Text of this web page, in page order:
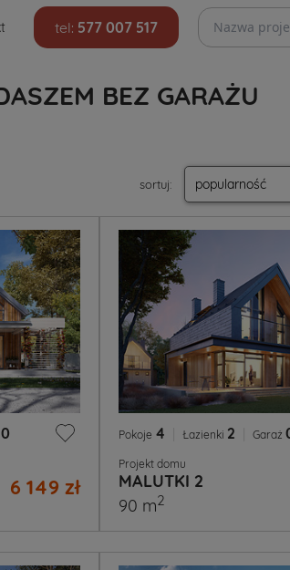
tel: 577 007 517
Szukaj projektów
BEZ GARAŻU
sortuj:
0
6 149 zł
Pokoje 4 Łazienki 2 Garaż
Projekt domu
MALUTKI 2
90 m2